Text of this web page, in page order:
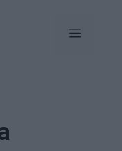
Menu